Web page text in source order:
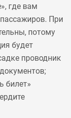
где вам
При
потому
будет
проводник
билет»